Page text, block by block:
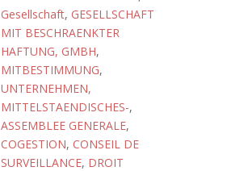
Gesellschaft, GESELLSCHAFT
MIT BESCHRAENKTER
HAFTUNG, GMBH,
MITBESTIMMUNG,
UNTERNEHMEN,
MITTELSTAENDISCHES-,
ASSEMBLEE GENERALE,
COGESTION, CONSEIL DE
SURVEILLANCE, DROIT